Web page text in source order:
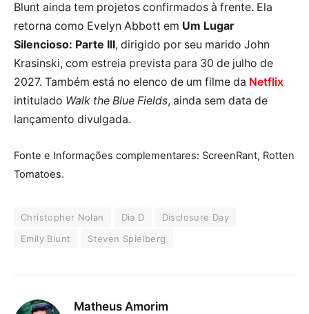
Blunt ainda tem projetos confirmados à frente. Ela
retorna como Evelyn Abbott em Um Lugar
Silencioso: Parte III, dirigido por seu marido John
Krasinski, com estreia prevista para 30 de julho de
2027. Também está no elenco de um filme da Netflix
intitulado Walk the Blue Fields, ainda sem data de
lançamento divulgada.
Fonte e Informações complementares: ScreenRant, Rotten
Tomatoes.
Christopher Nolan Dia D
Disclosure Day
Emily Blunt
Steven Spielberg
Matheus Amorim